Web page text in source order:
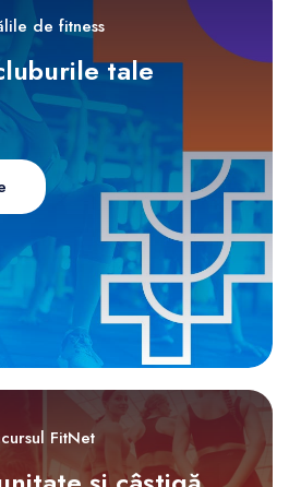
de fitness
tale
FitNet